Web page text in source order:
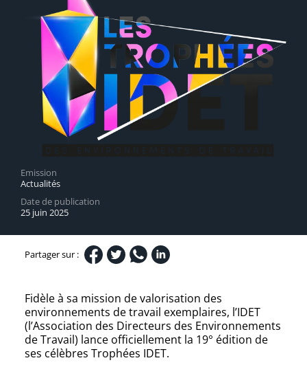
Emission
Actualités
Date de publication
25 juin 2025
Partager sur :
Fidèle à sa mission de valorisation des
environnements de travail exemplaires, l’IDET
(l’Association des Directeurs des Environnements
de Travail) lance officiellement la 19° édition de
ses célèbres Trophées IDET.